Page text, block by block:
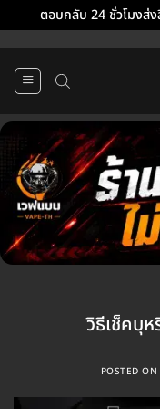
ตอบกลับ 24 ชั่วโมงส่
วิธีเช็คบุ
POSTED ON